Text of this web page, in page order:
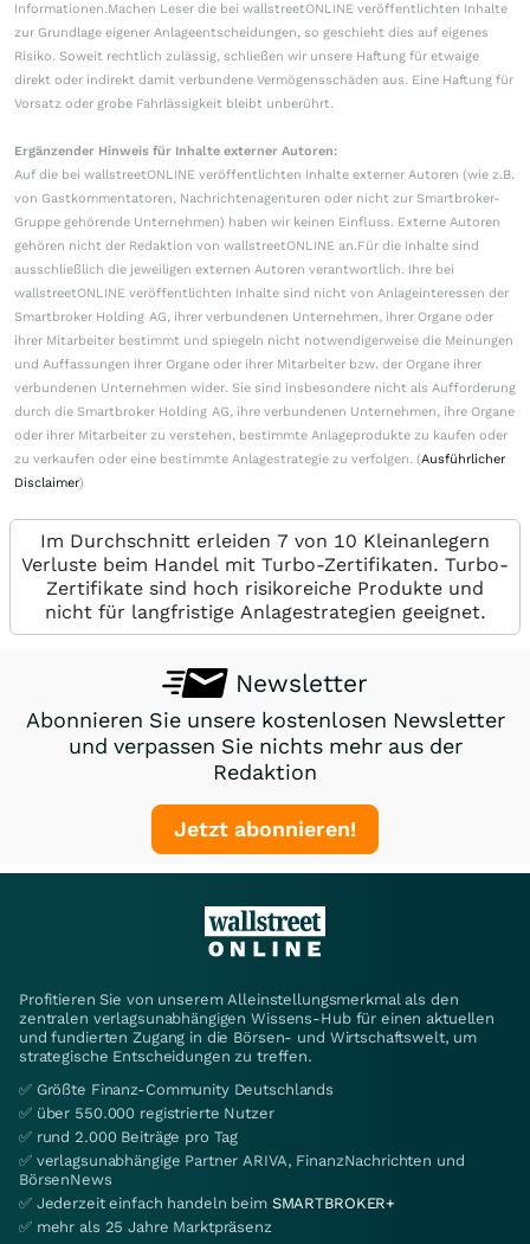
Informationen.Machen Leser die bei wallstreetONLINE veröffentlichten Inhalte
zur Grundlage eigener Anlageentscheidungen, so geschieht dies auf eigenes
Risiko. Soweit rechtlich zulässig, schließen wir unsere Haftung für etwaige
direkt oder indirekt damit verbundene Vermögensschäden aus. Eine Haftung für
Vorsatz oder grobe Fahrlässigkeit bleibt unberührt.
Ergänzender Hinweis für Inhalte externer Autoren:
Auf die bei wallstreetONLINE veröffentlichten Inhalte externer Autoren (wie z.B.
von Gastkommentatoren, Nachrichtenagenturen oder nicht zur Smartbroker-
Gruppe gehörende Unternehmen) haben wir keinen Einfluss. Externe Autoren
gehören nicht der Redaktion von wallstreetONLINE an.Für die Inhalte sind
ausschließlich die jeweiligen externen Autoren verantwortlich. Ihre bei
wallstreetONLINE veröffentlichten Inhalte sind nicht von Anlageinteressen der
Smartbroker Holding AG, ihrer verbundenen Unternehmen, ihrer Organe oder
ihrer Mitarbeiter bestimmt und spiegeln nicht notwendigerweise die Meinungen
und Auffassungen ihrer Organe oder ihrer Mitarbeiter bzw. der Organe ihrer
verbundenen Unternehmen wider. Sie sind insbesondere nicht als Aufforderung
durch die Smartbroker Holding AG, ihre verbundenen Unternehmen, ihre Organe
oder ihrer Mitarbeiter zu verstehen, bestimmte Anlageprodukte zu kaufen oder
zu verkaufen oder eine bestimmte Anlagestrategie zu verfolgen. (Ausführlicher
Disclaimer)
Im Durchschnitt erleiden 7 von 10 Kleinanlegern
Verluste beim Handel mit Turbo-Zertifikaten. Turbo-
Zertifikate sind hoch risikoreiche Produkte und
nicht für langfristige Anlagestrategien geeignet.
Newsletter
Abonnieren Sie unsere kostenlosen Newsletter
und verpassen Sie nichts mehr aus der
Redaktion
Jetzt abonnieren!
Profitieren Sie von unserem Alleinstellungsmerkmal als den
zentralen verlagsunabhängigen Wissens-Hub für einen aktuellen
und fundierten Zugang in die Börsen- und Wirtschaftswelt, um
strategische Entscheidungen zu treffen.
✅ Größte Finanz-Community Deutschlands
✅ über 550.000 registrierte Nutzer
✅ rund 2.000 Beiträge pro Tag
✅ verlagsunabhängige Partner ARIVA, FinanzNachrichten und
BörsenNews
✅ Jederzeit einfach handeln beim SMARTBROKER+
✅ mehr als 25 Jahre Marktpräsenz